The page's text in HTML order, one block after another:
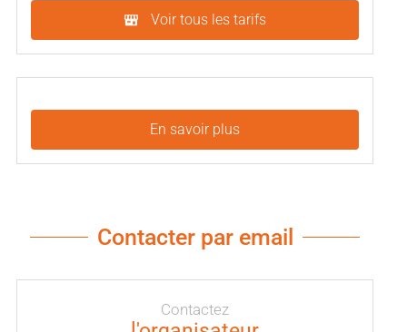
Voir tous les tarifs
En savoir plus
Contacter par email
Contactez